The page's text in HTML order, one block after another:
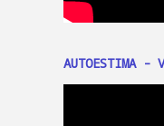
AUTOESTIMA